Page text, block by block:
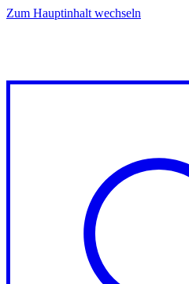
Zum Hauptinhalt wechseln